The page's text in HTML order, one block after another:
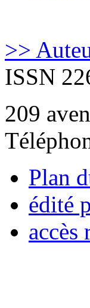
>>
ISSN
209
Plan
édité
accès